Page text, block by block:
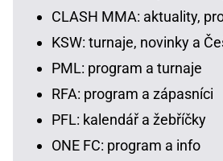
CLASH MMA: aktuality,
KSW: turnaje, novinky a
PML: program a turnaje
RFA: program a zápasníci
PFL: kalendář a žebříčky
ONE FC: program a info